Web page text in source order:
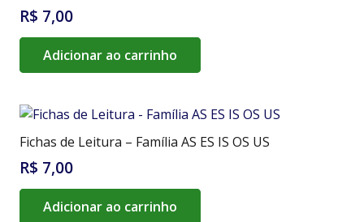
R$ 7,00
Adicionar ao carrinho
Fichas de Leitura – Família AS ES IS OS US
R$ 7,00
Adicionar ao carrinho